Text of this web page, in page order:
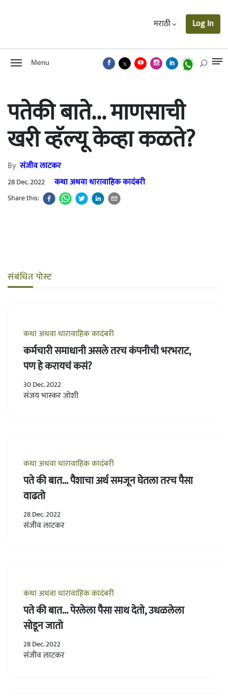
मराठी Log In
Menu
पतेकी बाते... माणसाची
खरी व्हॅल्यू केव्हा कळते?
Byसंजीव लाटकर
28 Dec. 2022 कथा अथवा धारावाहिक कादंबरी
Share this:
संबंधित पोस्ट
कथा अथवा धारावाहिक कादंबरी
कर्मचारी समाधानी असले तरच कंपनीची भरभराट,
पण हे करायचं कसं?
30 Dec. 2022
संजय भास्कर जोशी
कथा अथवा धारावाहिक कादंबरी
पते की बात... पैशाचा अर्थ समजून घेतला तरच पैसा
वाढतो
28 Dec. 2022
संजीव लाटकर
कथा अथवा धारावाहिक कादंबरी
पते की बात... पेरलेला पैसा साथ देतो, उधळलेला
सोडून जातो
28 Dec. 2022
संजीव लाटकर